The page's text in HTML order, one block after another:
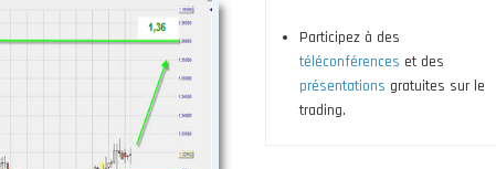
Participez à des
téléconférences et des
présentations gratuites sur le
trading.